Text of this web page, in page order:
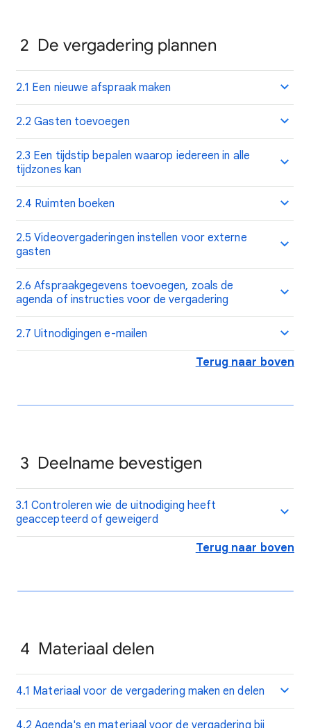
2 De vergadering plannen
2.1 Een nieuwe afspraak maken
2.2 Gasten toevoegen
2.3 Een tijdstip bepalen waarop iedereen in alle
tijdzones kan
2.4 Ruimten boeken
2.5 Videovergaderingen instellen voor externe
gasten
2.6 Afspraakgegevens toevoegen, zoals de
agenda of instructies voor de vergadering
2.7 Uitnodigingen e-mailen
Terug naar boven
3 Deelname bevestigen
3.1 Controleren wie de uitnodiging heeft
geaccepteerd of geweigerd
Terug naar boven
4 Materiaal delen
4.1 Materiaal voor de vergadering maken en delen
4.2 Agenda's en materiaal voor de vergadering bij